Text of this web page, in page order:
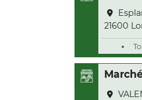
21600